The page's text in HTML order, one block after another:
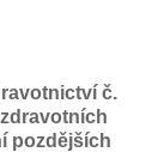
č.
pozdějších